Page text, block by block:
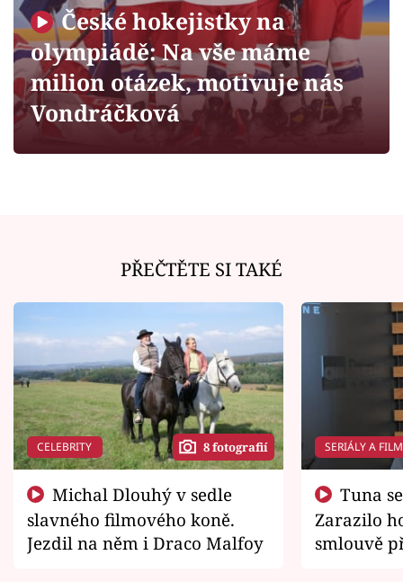
Sledujte prima+
Filmový festival Karlovy Vary
Sledujte nás
České hokejistky na
olympiádě: Na vše máme
milion otázek, motivuje nás
Vondráčková
PŘEČTĚTE SI TAKÉ
CELEBRITY 8 fotografií
slavného filmového koně.
Jezdil na něm i Draco Malfoy
SERIÁLY A
Zarazilo
smlouvě